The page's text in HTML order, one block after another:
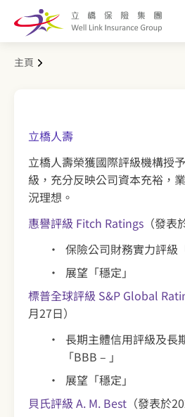
主頁
立橋人壽
立橋人壽榮獲國際評級機構授
級，充分反映公司資本充裕，
況理想。
惠譽評級 Fitch Ratings （發表
保險公司財務實力評級
展望「穩定」
標普全球評級 S&P Global
月27日）
長期主體信用評級及長
「BBB – 」
展望「穩定」
貝氏評級 A. M. Best （發表於